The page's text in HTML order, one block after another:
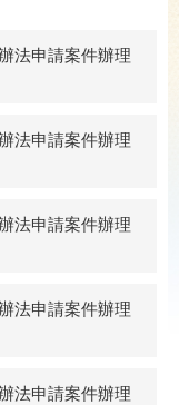
法申請案件辦理
法申請案件辦理
法申請案件辦理
法申請案件辦理
法申請案件辦理